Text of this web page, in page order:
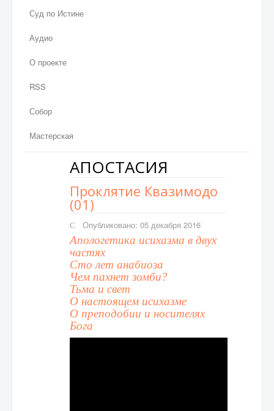
Суд по Истине
Аудио
О проекте
RSS
Собор
Мастерская
АПОСТАСИЯ
Проклятие Квазимодо
(01)
Опубликовано: 05 декабря 2016
Апологетика исихазма в двух
частях
Сто лет анабиоза
Чем пахнет зомби?
Тьма и свет
О настоящем исихазме
О преподобии и носителях
Бога